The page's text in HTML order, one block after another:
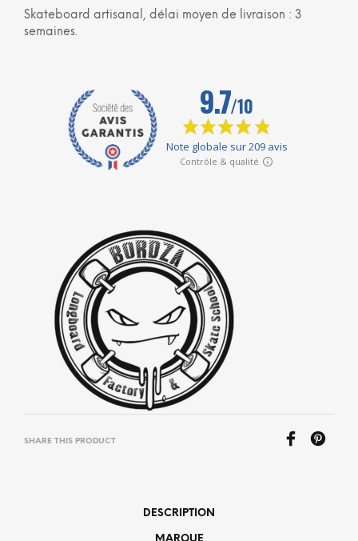
Skateboard artisanal, délai moyen de livraison : 3
semaines.
SHARE THIS PRODUCT
DESCRIPTION